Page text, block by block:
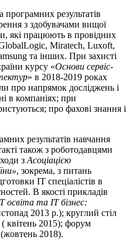
результатів
з здобувачами вищої
які працюють в провідних
Miratech, Luxoft,
та інших. При захисті
курсу «Основи сервіс-
» в 2018-2019 роках
про напрямок досліджень і
в компаніях; при
про фахові знання і
результатів навчання
також з роботодавцями
з Асоціацією
, зокрема, з питань
ІТ спеціалістів в
В якості прикладів
освіта та ІТ бізнес:
2013 р.); круглий стіл
( квітень 2015); форум
(жовтень 2018).